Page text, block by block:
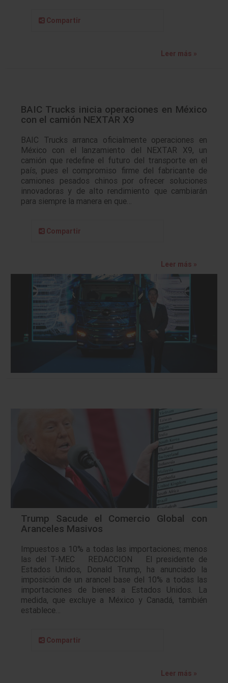
Compartir
Leer más »
BAIC Trucks inicia operaciones en México
con el camión NEXTAR X9
BAIC Trucks arranca oficialmente operaciones en
México con el lanzamiento del NEXTAR X9, un
camión que redefine el futuro del transporte en el
país, pues el compromiso firme del fabricante de
camiones pesados chinos por ofrecer soluciones
innovadoras y de alto rendimiento que cambiarán
para siempre la manera en que…
Compartir
Leer más »
Trump Sacude el Comercio Global con
Aranceles Masivos
Impuestos a 10% a todas las importaciones; menos
las del T-MEC REDACCION El presidente de
Estados Unidos, Donald Trump, ha anunciado la
imposición de un arancel base del 10% a todas las
importaciones de bienes a Estados Unidos. La
medida, que excluye a México y Canadá, también
establece…
Compartir
Leer más »